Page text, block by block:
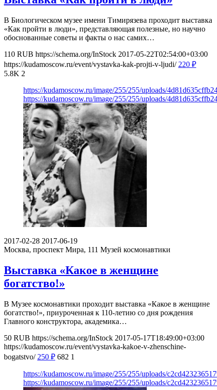
В Биологическом музее имени Тимирязева проходит выставка
«Как пройти в люди», представляющая полезные, но научно
обоснованные советы и факты о нас самих…
110 RUB https://schema.org/InStock 2017-05-22T02:54:00+03:00
https://kudamoscow.ru/event/vystavka-kak-projti-v-ljudi/ 220 ₽
5.8K 2
https://kudamoscow.ru/image/255/255/uploads/
https://kudamoscow.ru/image/255/255/uploads/
2017-02-28 2017-06-19
Москва, проспект Мира, 111 Музей космонавтики
Выставка «Какое в женщине
богатство!»
В Музее космонавтики проходит выставка «Какое в женщине
богатство!», приуроченная к 110-летию со дня рождения
Главного конструктора, академика…
50 RUB https://schema.org/InStock 2017-05-17T18:49:00+03:00
https://kudamoscow.ru/event/vystavka-kakoe-v-zhenschine-
bogatstvo/ 250 ₽ 682 1
https://kudamoscow.ru/image/255/255/uploads/
https://kudamoscow.ru/image/255/255/uploads/